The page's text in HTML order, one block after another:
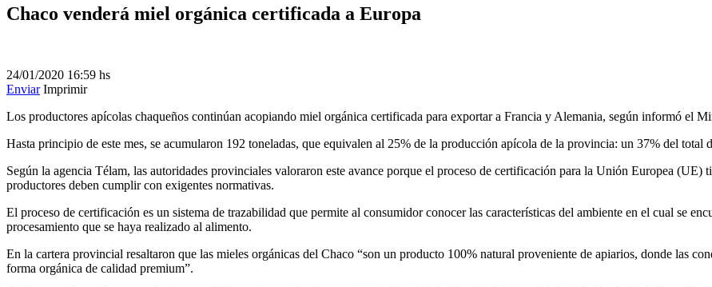
Chaco venderá miel orgánica certificada a Europa
24/01/2020 16:59 hs
Enviar Imprimir
Los productores apícolas chaqueños continúan acopiando miel orgánica certificada para exportar a Francia y Alemania, según informó el
Hasta principio de este mes, se acumularon 192 toneladas, que equivalen al 25% de la producción apícola de la provincia: un 37% del total
Según la agencia Télam, las autoridades provinciales valoraron este avance porque el proceso de certificación para la Unión Europea (UE)
productores deben cumplir con exigentes normativas.
El proceso de certificación es un sistema de trazabilidad que permite al consumidor conocer las características del ambiente en el cual se
procesamiento que se haya realizado al alimento.
En la cartera provincial resaltaron que las mieles orgánicas del Chaco “son un producto 100% natural proveniente de apiarios, donde las
forma orgánica de calidad premium”.